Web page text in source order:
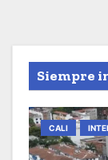
Siempre
CALI